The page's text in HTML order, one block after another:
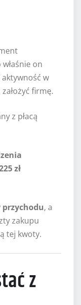
on
w
firmę.
z płacą
zł
przychodu, a
zakupu
tej kwoty.
z